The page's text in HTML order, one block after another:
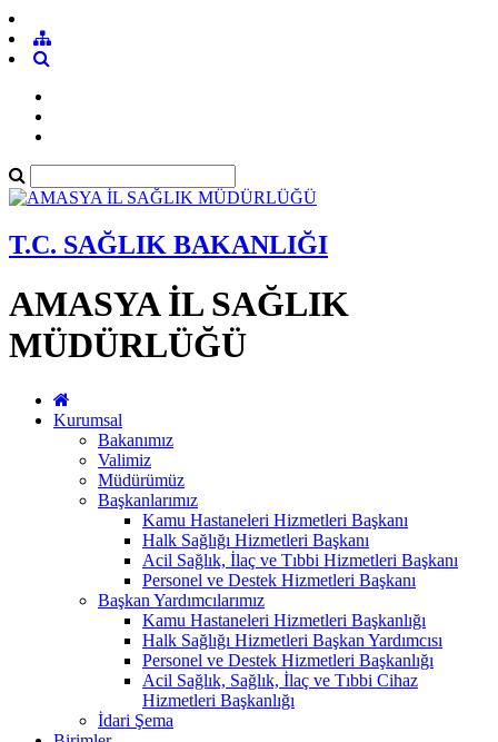
T.C. SAĞLIK BAKANLIĞI
AMASYA İL SAĞLIK
MÜDÜRLÜĞÜ
Kurumsal
Bakanımız
Valimiz
Müdürümüz
Başkanlarımız
Kamu Hastaneleri Hizmetleri Başkanı
Halk Sağlığı Hizmetleri Başkanı
Acil Sağlık, İlaç ve Tıbbi Hizmetleri Başkanı
Personel ve Destek Hizmetleri Başkanı
Başkan Yardımcılarımız
Kamu Hastaneleri Hizmetleri Başkanlığı
Halk Sağlığı Hizmetleri Başkan Yardımcısı
Personel ve Destek Hizmetleri Başkanlığı
Acil Sağlık, Sağlık, İlaç ve Tıbbi Cihaz
Hizmetleri Başkanlığı
İdari Şema